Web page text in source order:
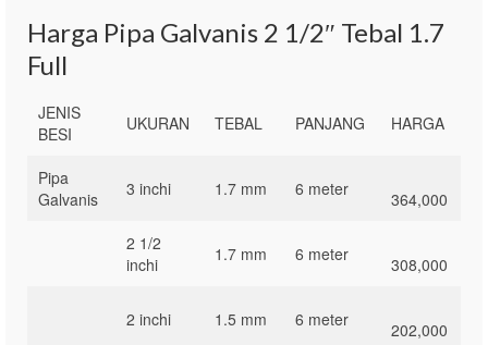
Harga Pipa Galvanis 2 1/2″ Tebal 1.7
Full
JENIS
BESI
UKURAN TEBAL PANJANG HARGA
Pipa
Galvanis
3 inchi 1.7 mm 6 meter
364,000
2 1/2
inchi
1.7 mm 6 meter 308,000
2 inchi 1.5 mm 6 meter
202,000